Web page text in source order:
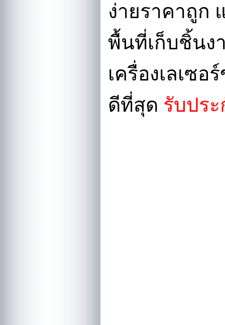
ง่ายราคาถูก
พื้นที่เก็บชิ้นง
เครื่องเลเซ
ดีที่สุด รับปร